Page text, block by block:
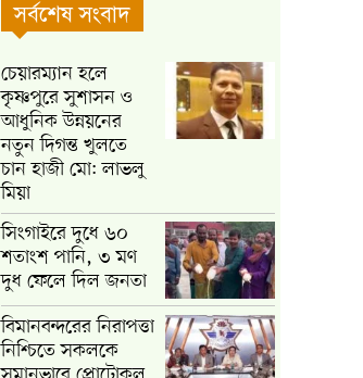
সর্বশেষ সংবাদ
চেয়ারম্যান হলে
কৃষ্ণপুরে সুশাসন ও
আধুনিক উন্নয়নের
নতুন দিগন্ত খুলতে
চান হাজী মো: লাভলু
মিয়া
সিংগাইরে দুধে ৬০
শতাংশ পানি, ৩ মণ
দুধ ফেলে দিল জনতা
বিমানবন্দরের নিরাপত্তা
নিশ্চিতে সকলকে